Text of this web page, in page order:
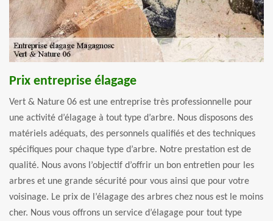
Prix entreprise élagage
Vert & Nature 06 est une entreprise très professionnelle pour
une activité d’élagage à tout type d’arbre. Nous disposons des
matériels adéquats, des personnels qualifiés et des techniques
spécifiques pour chaque type d’arbre. Notre prestation est de
qualité. Nous avons l’objectif d’offrir un bon entretien pour les
arbres et une grande sécurité pour vous ainsi que pour votre
voisinage. Le prix de l’élagage des arbres chez nous est le moins
cher. Nous vous offrons un service d’élagage pour tout type